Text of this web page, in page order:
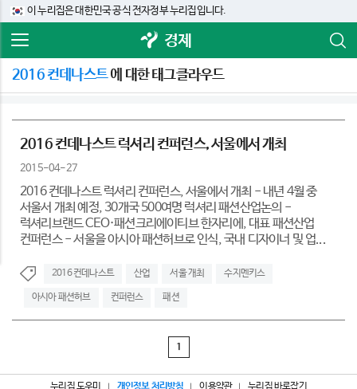
이 누리집은 대한민국 공식 전자정부 누리집입니다.
경제
2016 컨데나스트에 대한 태그클라우드
2016 컨데나스트 럭셔리 컨퍼런스, 서울에서 개최
2015-04-27
2016 컨데나스트 럭셔리 컨퍼런스, 서울에서 개최 - 내년 4월 중
서울서 개최 예정, 30개국 500여명 럭셔리 패션산업논의 -
럭셔리브랜드 CEO·패션크리에이티브 한자리에, 대표 패션산업
컨퍼런스 - 서울을 아시아 패션허브로 인식, 국내 디자이너 및 업...
2016 컨데나스트 산업 서울 개최 수지멘키스
아시아 패션허브 컨퍼런스 패션
1
누리집 도우미 개인정보 처리방침 이용약관 누리집 바로잡기